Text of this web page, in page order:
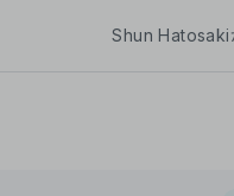
Shun Hatosaki